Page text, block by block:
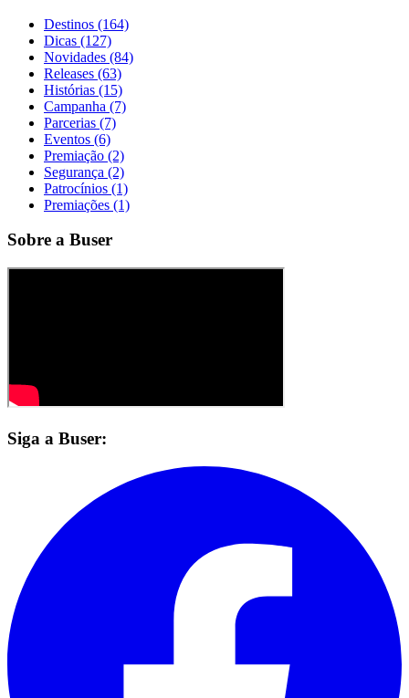
Destinos (164)
Dicas (127)
Novidades (84)
Releases (63)
Histórias (15)
Campanha (7)
Parcerias (7)
Eventos (6)
Premiação (2)
Segurança (2)
Patrocínios (1)
Premiações (1)
Sobre a Buser
Siga a Buser: